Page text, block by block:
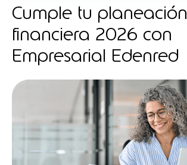
Cumple tu planeación
financiera 2026 con
Empresarial Edenred